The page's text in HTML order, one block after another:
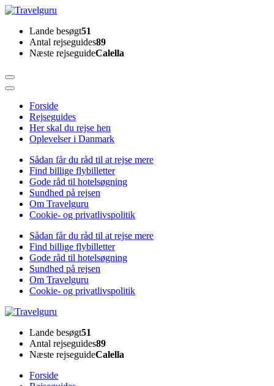
Skip
content
(Press
Enter)
TravelguruLande besøgt51
Antal rejseguides89
Næste rejseguideCalella
Forside
Rejseguides
Her skal du rejse hen
Oplevelser i Danmark
Sådan får du råd til at rejse mere
Find billige flybilletter
Gode råd til hotelsøgning
Sundhed på rejsen
Om Travelguru
Cookie- og privatlivspolitik
Sådan får du råd til at rejse mere
Find billige flybilletter
Gode råd til hotelsøgning
Sundhed på rejsen
Om Travelguru
Cookie- og privatlivspolitik
TravelguruLande besøgt51
Antal rejseguides89
Næste rejseguideCalella
Forside